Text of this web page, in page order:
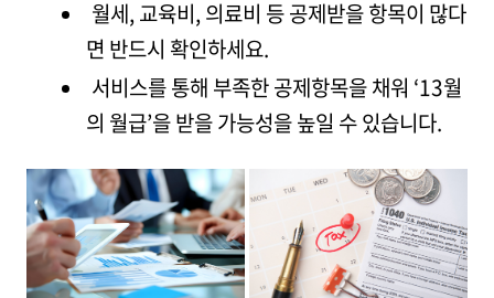
월세, 교육비, 의료비 등 공제받을 항목이 많다
면 반드시 확인하세요.
서비스를 통해 부족한 공제항목을 채워 ‘13월
의 월급’을 받을 가능성을 높일 수 있습니다.